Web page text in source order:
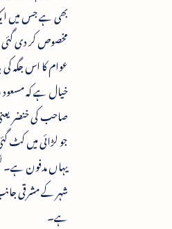
بھی ہے جس میں
مخصوص کر دی
عوام کا اس جگہ
خیال ہے کہ
صاحب کی خنضر
جو لڑائی میں کٹ
یہاں مدفون ہے۔
شہر کے مشرقی
ہے۔